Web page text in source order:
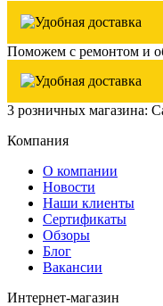
Поможем с ремонтом и
3 розничных магазина:
Компания
О компании
Новости
Наши клиенты
Сертификаты
Обзоры
Блог
Вакансии
Интернет-магазин